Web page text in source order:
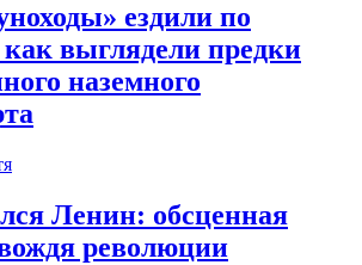
ездили по
выглядели предки
наземного
Ленин: обсценная
революции